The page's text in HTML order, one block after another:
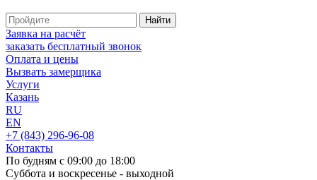
Заявка на расчёт
заказать бесплатный звонок
Оплата и цены
Вызвать замерщика
Услуги
Казань
RU
EN
+7 (843) 296-96-08
Контакты
По будням с 09:00 до 18:00
Суббота и воскресенье - выходной